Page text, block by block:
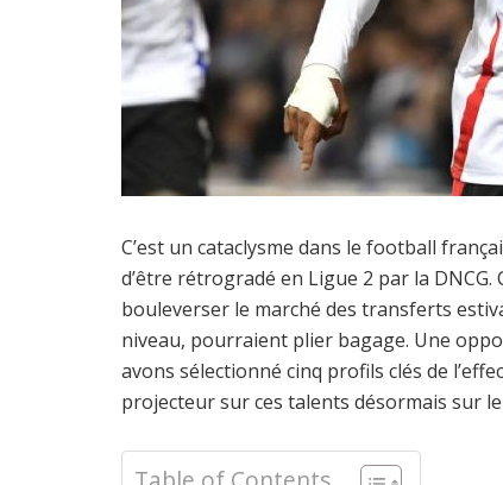
C’est un cataclysme dans le football
d’être rétrogradé en Ligue 2 par la
bouleverser le marché des transferts
niveau, pourraient plier bagage. Une
avons sélectionné cinq profils clés de
projecteur sur ces talents désormais sur